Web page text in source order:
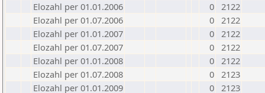
Elozahl per 01.01.2006
0 2122
Elozahl per 01.07.2006
0 2122
Elozahl per 01.01.2007
0 2122
Elozahl per 01.07.2007
0 2122
Elozahl per 01.01.2008
0 2122
Elozahl per 01.07.2008
0 2123
Elozahl per 01.01.2009
0 2123